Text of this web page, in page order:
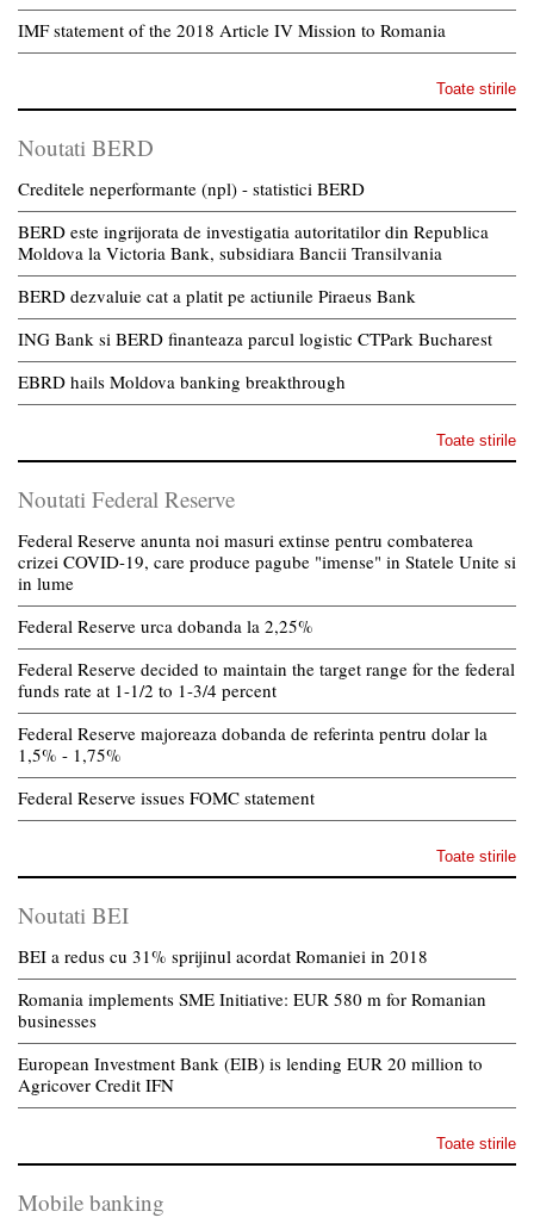
IMF statement of the 2018 Article IV Mission to Romania
Toate stirile
Noutati BERD
Creditele neperformante (npl) - statistici BERD
BERD este ingrijorata de investigatia autoritatilor din Republica
Moldova la Victoria Bank, subsidiara Bancii Transilvania
BERD dezvaluie cat a platit pe actiunile Piraeus Bank
ING Bank si BERD finanteaza parcul logistic CTPark Bucharest
EBRD hails Moldova banking breakthrough
Toate stirile
Noutati Federal Reserve
Federal Reserve anunta noi masuri extinse pentru combaterea
crizei COVID-19, care produce pagube "imense" in Statele Unite si
in lume
Federal Reserve urca dobanda la 2,25%
Federal Reserve decided to maintain the target range for the federal
funds rate at 1-1/2 to 1-3/4 percent
Federal Reserve majoreaza dobanda de referinta pentru dolar la
1,5% - 1,75%
Federal Reserve issues FOMC statement
Toate stirile
Noutati BEI
BEI a redus cu 31% sprijinul acordat Romaniei in 2018
Romania implements SME Initiative: EUR 580 m for Romanian
businesses
European Investment Bank (EIB) is lending EUR 20 million to
Agricover Credit IFN
Toate stirile
Mobile banking